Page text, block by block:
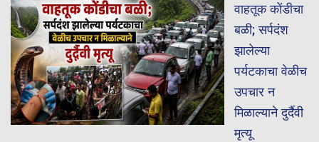
वाहतूक कोंडीचा
बळी; सर्पदंश
झालेल्या
पर्यटकाचा वेळीच
उपचार न
मिळाल्याने दुर्दैवी
मृत्यू